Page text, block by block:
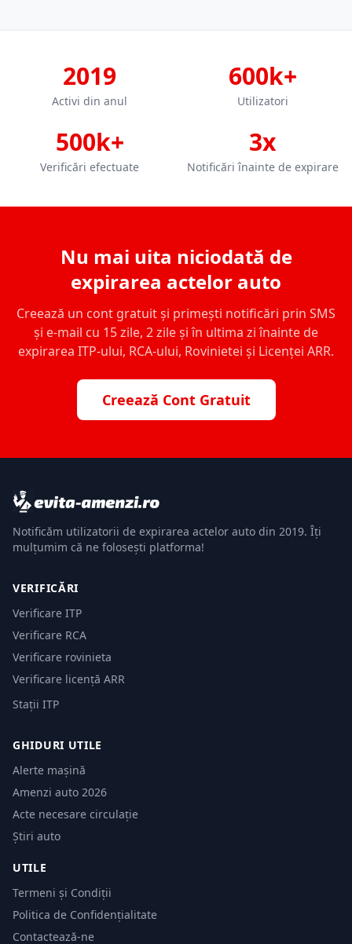
2019
Activi din anul
600k+
Utilizatori
500k+
Verificări efectuate
3x
Notificări înainte de expirare
Nu mai uita niciodată de
expirarea actelor auto
Creează un cont gratuit și primești notificări prin SMS
și e-mail cu 15 zile, 2 zile și în ultima zi înainte de
expirarea ITP-ului, RCA-ului, Rovinietei și Licenței ARR.
Creează Cont Gratuit
Notificăm utilizatorii de expirarea actelor auto din 2019. Îți
mulțumim că ne folosești platforma!
VERIFICĂRI
Verificare ITP
Verificare RCA
Verificare rovinieta
Verificare licență ARR
Stații ITP
GHIDURI UTILE
Alerte mașină
Amenzi auto 2026
Acte necesare circulație
Știri auto
UTILE
Termeni și Condiții
Politica de Confidențialitate
Contactează-ne